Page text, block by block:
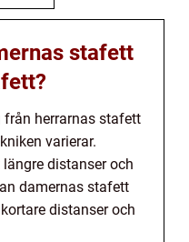
stafett
herrarnas stafett
varierar.
distanser och
damernas stafett
distanser och